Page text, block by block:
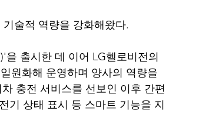
술적 역량을 강화해왔다.
출시한 데 이어 LG헬로비전의
원화해 운영하며 양사의 역량을
충전 서비스를 선보인 이후 간편
기 상태 표시 등 스마트 기능을 지